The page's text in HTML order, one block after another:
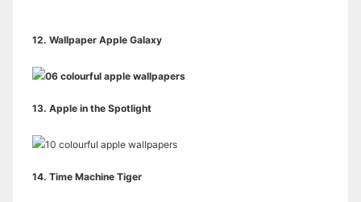
12. Wallpaper Apple Galaxy
13. Apple in the Spotlight
14. Time Machine Tiger